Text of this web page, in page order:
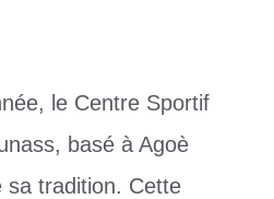
le Centre Sportif
basé à Agoè
sa tradition. Cette